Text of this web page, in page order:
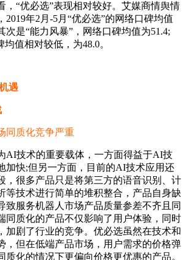
“优必选”表现相对较好。艾媒商情舆情
2019年2月-5月“优必选”的网络口碑均值
次是“能力风暴”，网络口碑均值为51.4;
值相对较低，为48.0。
遇
质化竞争严重
技术的重要载体，一方面得益于AI技
加快;但另一方面，目前的AI技术应用还
，很多产品只是将第三方的语音识别、计
等技术进行简单的堆积整合，产品自身缺
致服务机器人市场产品质量参差不齐且同
同质化的产品不仅影响了用户体验，同时
加剧了行业的竞争。优必选虽然在技术和
，但在低端产品市场，用户需求的价格弹
质化的情况下更偏向价格更优惠的产品。